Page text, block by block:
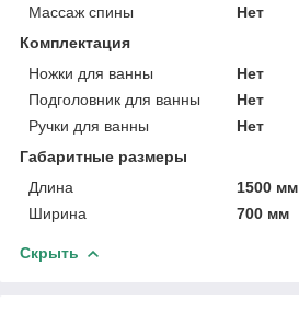
Массаж спины
Нет
Комплектация
Ножки для ванны
Нет
Подголовник для ванны
Нет
Ручки для ванны
Нет
Габаритные размеры
Длина
1500 мм
Ширина
700 мм
Скрыть